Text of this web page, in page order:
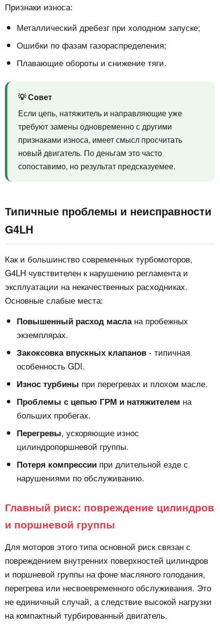
Признаки износа:
Металлический дребезг при холодном запуске;
Ошибки по фазам газораспределения;
Плавающие обороты и снижение тяги.
💡 Совет
Если цепь, натяжитель и направляющие уже
требуют замены одновременно с другими
признаками износа, имеет смысл просчитать
новый двигатель. По деньгам это часто
сопоставимо, но результат предсказуемее.
Типичные проблемы и неисправности
G4LH
Как и большинство современных турбомоторов,
G4LH чувствителен к нарушению регламента и
эксплуатации на некачественных расходниках.
Основные слабые места:
Повышенный расход маслана пробежных
экземплярах.
Закоксовка впускных клапанов - типичная
особенность GDI.
Износ турбины при перегревах и плохом масле.
Проблемы с цепью ГРМ и натяжителем на
больших пробегах.
Перегревы, ускоряющие износ
цилиндропоршневой группы.
Потеря компрессии при длительной езде с
нарушениями по обслуживанию.
Главный риск: повреждение цилиндров
и поршневой группы
Для моторов этого типа основной риск связан с
повреждением внутренних поверхностей цилиндров
и поршневой группы на фоне масляного голодания,
перегрева или несвоевременного обслуживания. Это
не единичный случай, а следствие высокой нагрузки
на компактный турбированный двигатель.